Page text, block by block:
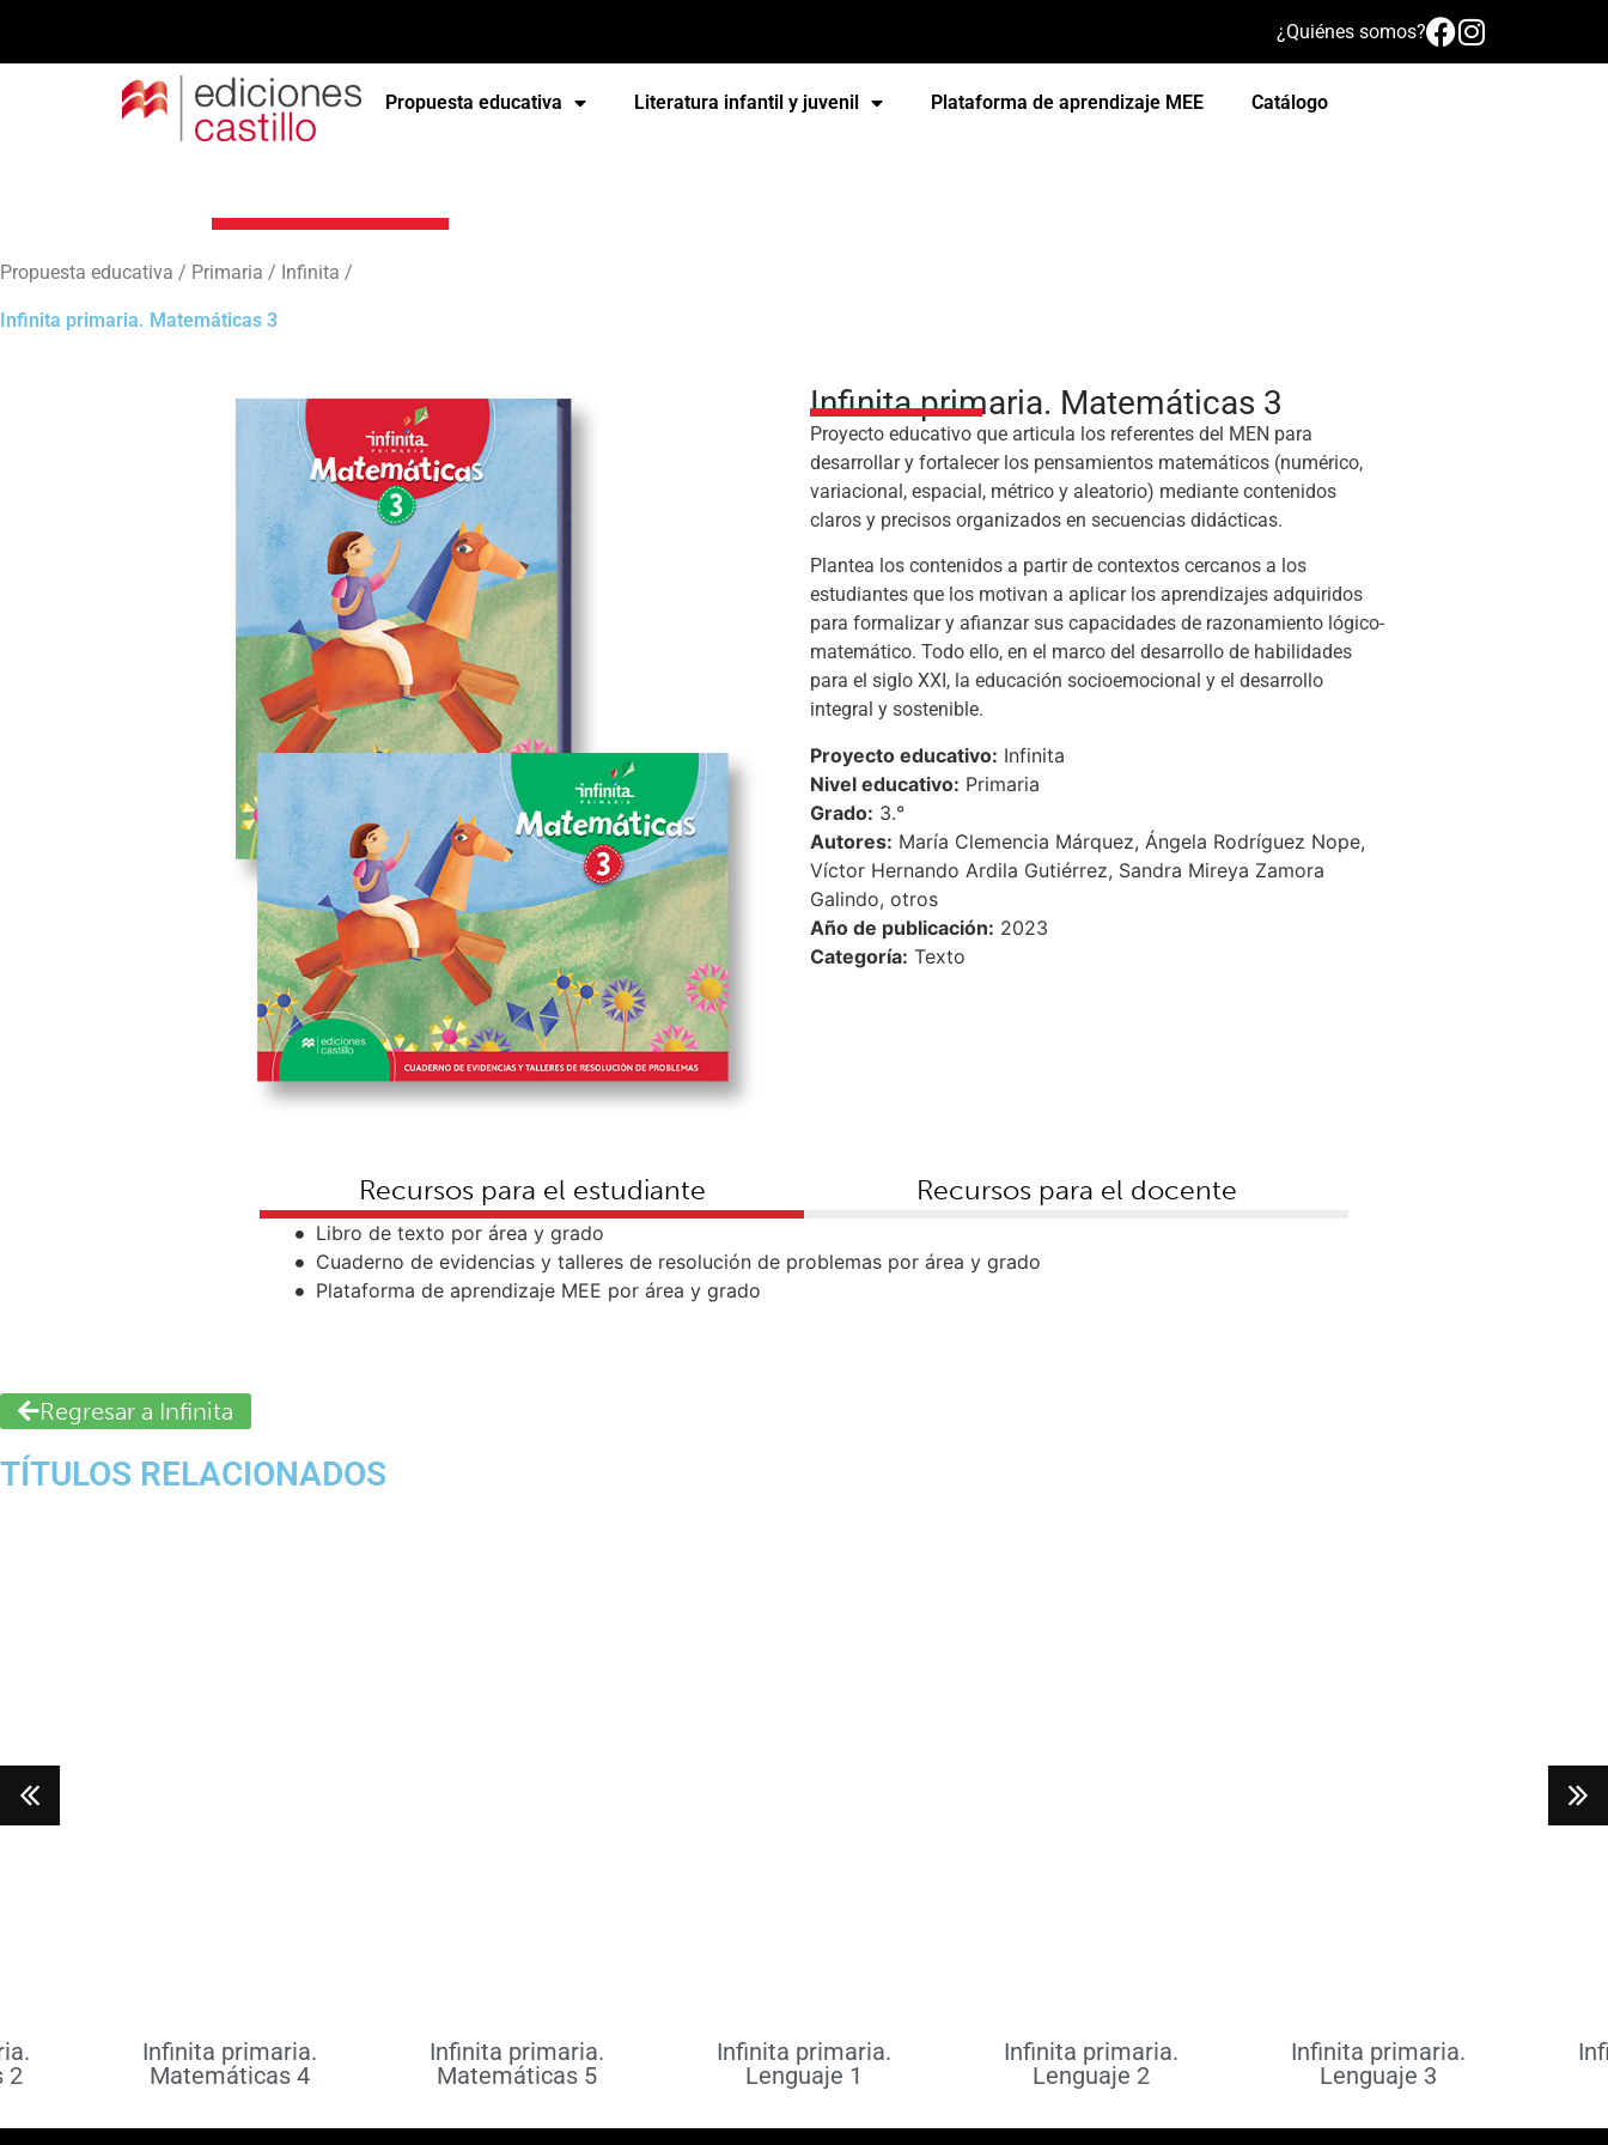
¿Quiénes somos?
Propuesta educativa Literatura infantil y juvenil Plataforma de aprendizaje MEE Catálogo
Infinita primaria. Matemáticas 3
Propuesta educativa / Primaria / Infinita /
Infinita primaria. Matemáticas 3
Infinita primaria. Matemáticas 3
Proyecto educativo que articula los referentes del MEN para
desarrollar y fortalecer los pensamientos matemáticos (numérico,
variacional, espacial, métrico y aleatorio) mediante contenidos
claros y precisos organizados en secuencias didácticas.
Plantea los contenidos a partir de contextos cercanos a los
estudiantes que los motivan a aplicar los aprendizajes adquiridos
para formalizar y afianzar sus capacidades de razonamiento lógico-
matemático. Todo ello, en el marco del desarrollo de habilidades
para el siglo XXI, la educación socioemocional y el desarrollo
integral y sostenible.
Proyecto educativo: Infinita
Nivel educativo: Primaria
Grado: 3.°
Autores: María Clemencia Márquez, Ángela Rodríguez Nope,
Víctor Hernando Ardila Gutiérrez, Sandra Mireya Zamora
Galindo, otros
Año de publicación: 2023
Categoría: Texto
Recursos para el estudiante Recursos para el docente
Libro de texto por área y grado
Cuaderno de evidencias y talleres de resolución de problemas por área y grado
Plataforma de aprendizaje MEE por área y grado
Regresar a Infinita
TÍTULOS RELACIONADOS
2
Infinita primaria.
Matemáticas 4
Infinita primaria.
Matemáticas 5
Infinita primaria.
Lenguaje 1
Infinita primaria.
Lenguaje 2
Infinita primaria.
Lenguaje 3